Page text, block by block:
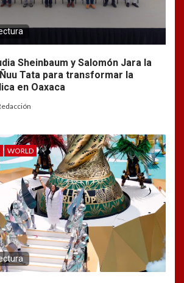
Sheinbaum y Salomón Jara la
Tata para transformar la
en Oaxaca
WORLD